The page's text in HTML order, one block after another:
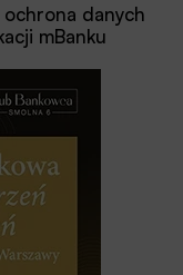
danych
mBanku